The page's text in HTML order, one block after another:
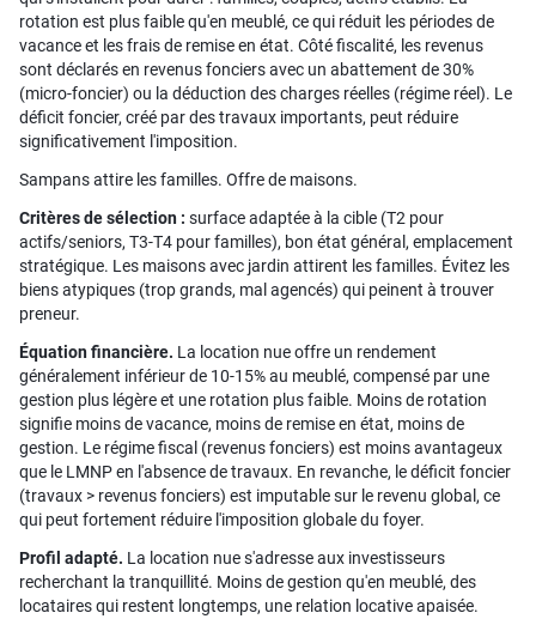
rotation est plus faible qu'en meublé, ce qui réduit les périodes de
vacance et les frais de remise en état. Côté fiscalité, les revenus
sont déclarés en revenus fonciers avec un abattement de 30%
(micro-foncier) ou la déduction des charges réelles (régime réel). Le
déficit foncier, créé par des travaux importants, peut réduire
significativement l'imposition.
Sampans attire les familles. Offre de maisons.
Critères de sélection : surface adaptée à la cible (T2 pour
actifs/seniors, T3-T4 pour familles), bon état général, emplacement
stratégique. Les maisons avec jardin attirent les familles. Évitez les
biens atypiques (trop grands, mal agencés) qui peinent à trouver
preneur.
Équation financière. La location nue offre un rendement
généralement inférieur de 10-15% au meublé, compensé par une
gestion plus légère et une rotation plus faible. Moins de rotation
signifie moins de vacance, moins de remise en état, moins de
gestion. Le régime fiscal (revenus fonciers) est moins avantageux
que le LMNP en l'absence de travaux. En revanche, le déficit foncier
(travaux > revenus fonciers) est imputable sur le revenu global, ce
qui peut fortement réduire l'imposition globale du foyer.
Profil adapté. La location nue s'adresse aux investisseurs
recherchant la tranquillité. Moins de gestion qu'en meublé, des
locataires qui restent longtemps, une relation locative apaisée.